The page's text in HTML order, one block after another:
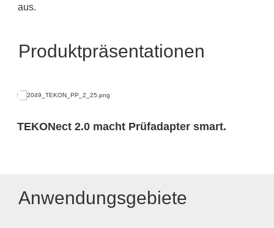
aus.
Produktpräsentationen
TEKONect 2.0 macht Prüfadapter smart.
Anwendungsgebiete